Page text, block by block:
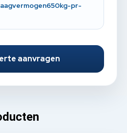
pr-
aanvragen